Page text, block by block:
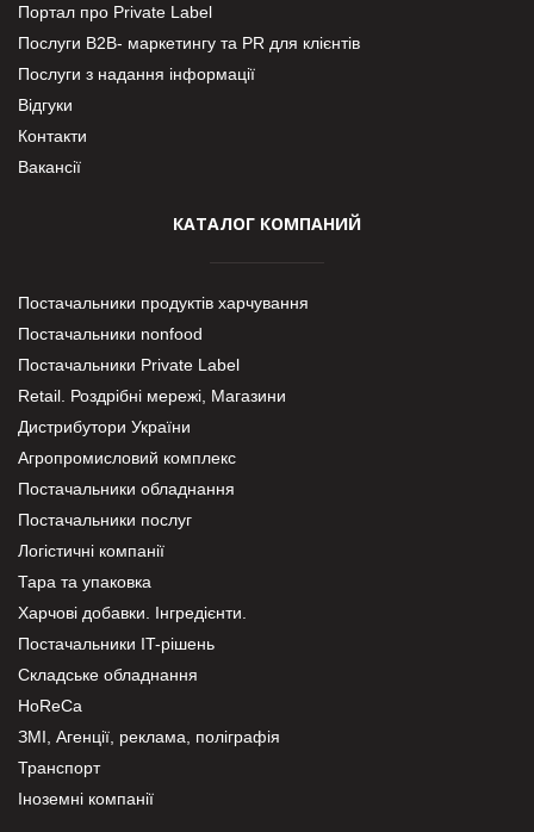
Портал про Private Label
Послуги В2В- маркетингу та PR для клієнтів
Послуги з надання інформації
Відгуки
Контакти
Вакансії
КАТАЛОГ КОМПАНИЙ
Постачальники продуктів харчування
Постачальники nonfood
Постачальники Private Label
Retail. Роздрібні мережі, Магазини
Дистрибутори України
Агропромисловий комплекс
Постачальники обладнання
Постачальники послуг
Логістичні компанії
Тара та упаковка
Харчові добавки. Інгредієнти.
Постачальники IT-рішень
Складське обладнання
HoReCa
ЗМІ, Агенції, реклама, поліграфія
Транспорт
Іноземні компанії